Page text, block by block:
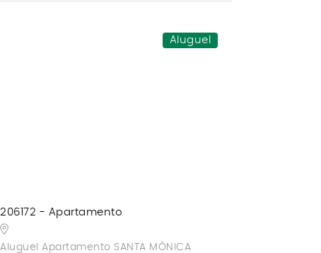
Aluguel
206172 - Apartamento
Aluguel Apartamento SANTA MÔNICA